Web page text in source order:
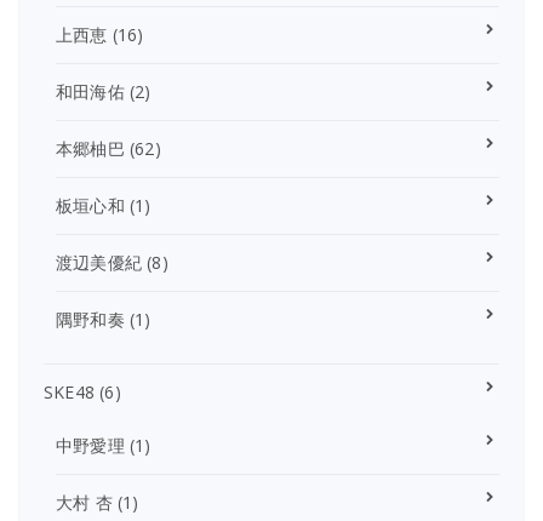
上西恵 (16)
和田海佑(2)
本郷柚巴 (62)
板垣心和 (1)
渡辺美優紀 (8)
隅野和奏 (1)
SKE48 (6)
中野愛理 (1)
大村 杏(1)